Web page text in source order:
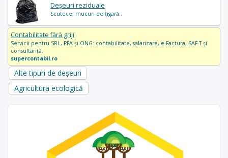
Deșeuri reziduale
Scutece, mucuri de țigară..
Contabilitate fără griji
Servicii pentru SRL, PFA și ONG: contabilitate, salarizare, e-Factura, SAF-T și
consultanță.
supercontabil.ro
Alte tipuri de deșeuri
Agricultura ecologică